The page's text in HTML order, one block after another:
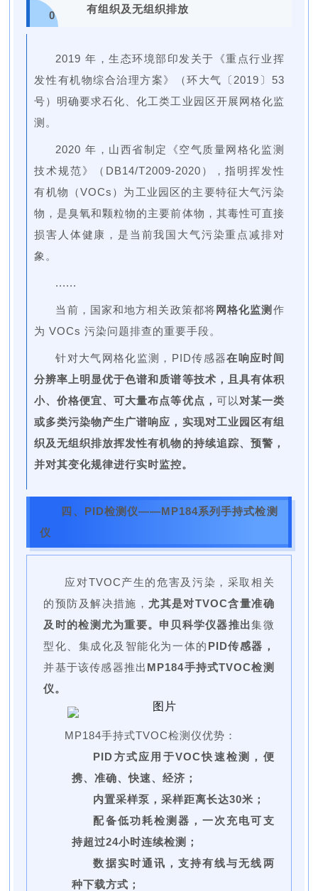
0
有组织及无组织排放
2019 年，生态环境部印发关于《重点行业挥
发性有机物综合治理方案》（环大气〔2019〕53
号）明确要求石化、化工类工业园区开展网格化监
测。
2020 年，山西省制定《空气质量网格化监测
技术规范》（DB14/T2009-2020），指明挥发性
有机物（VOCs）为工业园区的主要特征大气污染
物，是臭氧和颗粒物的主要前体物，其毒性可直接
损害人体健康，是当前我国大气污染重点减排对
象。
......
当前，国家和地方相关政策都将 网格化监测 作
为 VOCs 污染问题排查的重要手段。
针对大气网格化监测，PID传感器在响应时间
分辨率上明显优于色谱和质谱等技术，且具有体积
小、价格便宜、可大量布点等优点， 可以 对某一类
或多类污染物产生广谱响应，实现对工业园区有组
织及无组织排放挥发性有机物的持续追踪、预警，
并对其变化规律进行实时监控。
四、PID检测仪——MP184系列手持式检测
仪
应对TVOC产生的危害及污染，采取相关
的预防及解决措施，尤其是对TVOC含量准确
及时的检测尤为重要。申贝科学仪器推出集微
型化、集成化及智能化为一体的 PID传感器，
并基于该传感器推出 MP184手持式TVOC检测
仪。
MP184手持式TVOC检测仪优势：
PID方式应用于VOC快速检测，便
携、准确、快速、经济；
内置采样泵，采样距离长达30米；
配备低功耗检测器，一次充电可支
持超过24小时连续检测；
数据实时通讯，支持有线与无线两
种下载方式；